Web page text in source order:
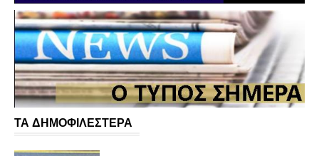
ΤΑ ΔΗΜΟΦΙΛΕΣΤΕΡΑ